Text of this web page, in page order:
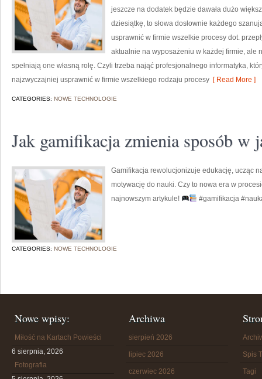
jeszcze na dodatek będzie dawała dużo
dziesiątkę, to słowa dosłownie każdego
usprawnić w firmie wszelkie procesy dot.
aktualnie na wyposażeniu w każdej firmie, ale
spełniają one własną rolę. Czyli trzeba nająć profesjonalnego informatyka,
najzwyczajniej usprawnić w firmie wszelkiego rodzaju procesy [ Read More ]
CATEGORIES: NOWE TECHNOLOGIE
Jak gamifikacja zmienia sposób w
Gamifikacja rewolucjonizuje edukację, ucząc
motywację do nauki. Czy to nowa era w
najnowszym artykule!
#gamifikacja
CATEGORIES: NOWE TECHNOLOGIE
Nowe wpisy:
Miłość na Kartach Powieści
6 sierpnia, 2026
Fotografia
Archiwa
sierpień 2026
lipiec 2026
czerwiec 2026
Spis
Tagi